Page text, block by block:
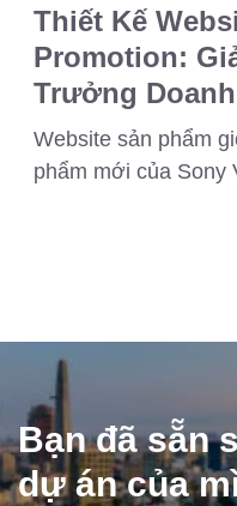
Thiết Kế
Promotion:
Trưởng
Website sản phẩm
phẩm mới của Sony
Bạn đã sẵn
dự án của